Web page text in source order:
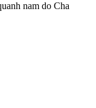
nam do Cha